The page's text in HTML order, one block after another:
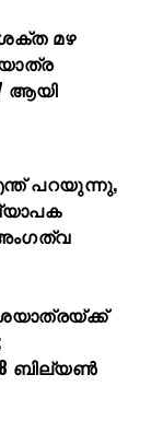
മഴ
ആയി
പറയുന്നു,
ബില്യൺ